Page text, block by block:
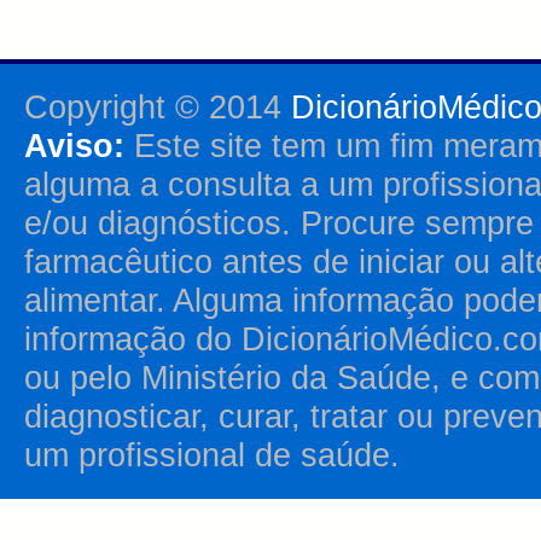
Copyright © 2014
Aviso: Este site tem um fim
alguma a consulta a um
e/ou diagnósticos. Procure
farmacêutico antes de iniciar ou
alimentar. Alguma informação
informação do
ou pelo Ministério da Saúde, e
diagnosticar, curar, tratar ou
um profissional de saúde.